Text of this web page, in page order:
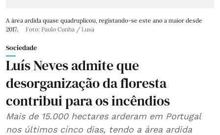
A área ardida quase quadruplicou, registando-se este ano a maior desde
2017.
Foto: Paulo Cunha / Lusa
Sociedade
Luís Neves admite que
desorganização da floresta
contribui para os incêndios
Mais de 15.000 hectares arderam em Portugal
nos últimos cinco dias, tendo a área ardida